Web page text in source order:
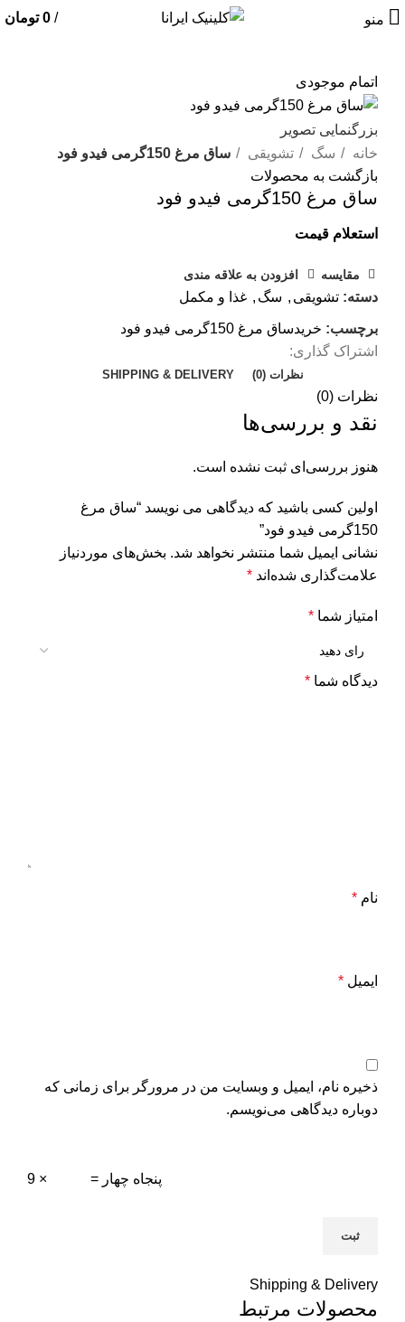
منو /
0 تومان
اتمام موجودی
بزرگنمایی تصویر
خانه
سگ تشویقی
ساق مرغ 150گرمی فیدو فود
بازگشت به محصولات
ساق مرغ 150گرمی فیدو فود
استعلام قیمت
مقایسه افزودن به علاقه مندی
دسته: تشویقی , سگ , غذا و مکمل
برچسب: خریدساق مرغ 150گرمی فیدو فود
اشتراک گذاری:
نظرات (0) SHIPPING & DELIVERY
نظرات (0)
نقد و بررسی‌ها
هنوز بررسی‌ای ثبت نشده است.
اولین کسی باشید که دیدگاهی می نویسد “ساق مرغ
150گرمی فیدو فود”
نشانی ایمیل شما منتشر نخواهد شد. بخش‌های موردنیاز
علامت‌گذاری شده‌اند *
امتیاز شما *
دیدگاه شما *
نام *
ایمیل *
ذخیره نام، ایمیل و وبسایت من در مرورگر برای زمانی که
دوباره دیدگاهی می‌نویسم.
9 × = پنجاه چهار
Shipping & Delivery
محصولات مرتبط